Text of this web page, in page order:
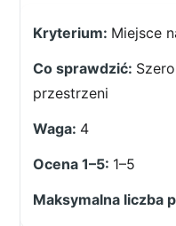
Miejsce
przestrzeni
4
1–5